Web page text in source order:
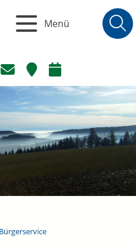
Menü
Bürgerservice